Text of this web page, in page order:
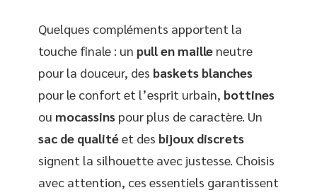
Quelques compléments apportent la
touche finale : un pull en maille neutre
pour la douceur, des baskets blanches
pour le confort et l’esprit urbain, bottines
ou mocassins pour plus de caractère. Un
sac de qualitéet des bijoux discrets
signent la silhouette avec justesse. Choisis
avec attention, ces essentiels garantissent